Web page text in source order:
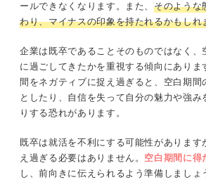
ールできなくなります。また、そのような
わり、マイナスの印象を持たれるかもしれ
企業は既卒であることそのものではなく、
に過ごしてきたかを重視する傾向にありま
間をネガティブに捉え過ぎると、空白期間
としたり、自信を失って自分の魅力や強み
りする恐れがあります。
既卒は就活を不利にする可能性があります
え過ぎる必要はありません。 空白期間に得
し、前向きに伝えられるよう準備しましょ